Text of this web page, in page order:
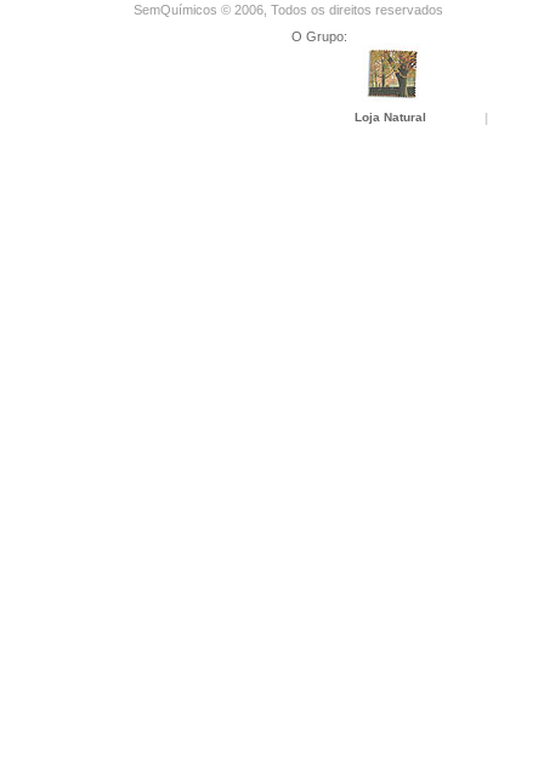
SemQuímicos © 2006, Todos os direitos reservados
O Grupo:
Loja Natural |